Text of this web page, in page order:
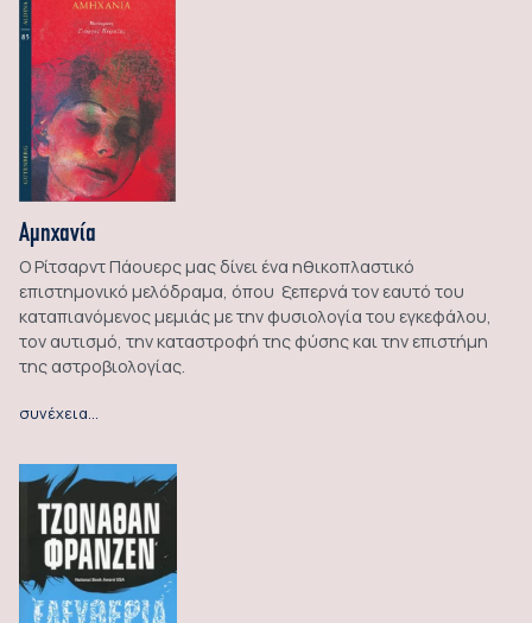
Αμηχανία
Ο Ρίτσαρντ Πάουερς μας δίνει ένα ηθικοπλαστικό
επιστημονικό μελόδραμα, όπου ξεπερνά τον εαυτό του
καταπιανόμενος μεμιάς με την φυσιολογία του εγκεφάλου,
τον αυτισμό, την καταστροφή της φύσης και την επιστήμη
της αστροβιολογίας.
συνέχεια…